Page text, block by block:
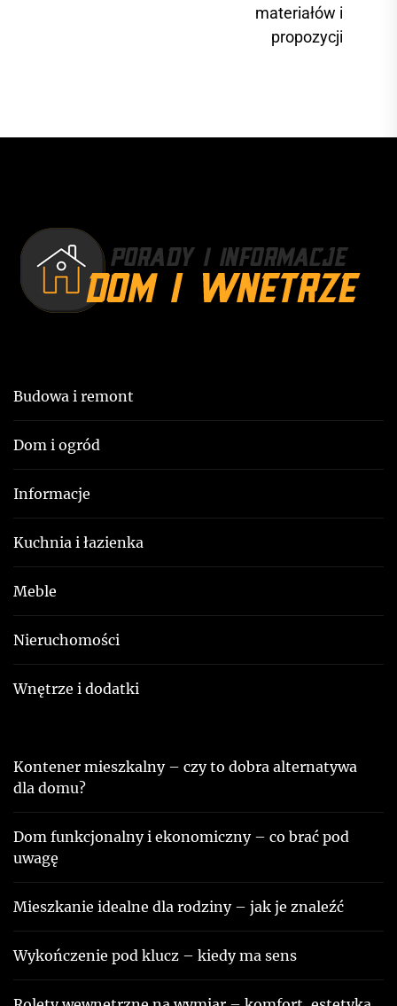
u
o
materiałów i
propozycji
Budowa i remont
Dom i ogród
Informacje
Kuchnia i łazienka
Meble
Nieruchomości
Wnętrze i dodatki
Kontener mieszkalny – czy to dobra alternatywa
dla domu?
Dom funkcjonalny i ekonomiczny – co brać pod
uwagę
Mieszkanie idealne dla rodziny – jak je znaleźć
Wykończenie pod klucz – kiedy ma sens